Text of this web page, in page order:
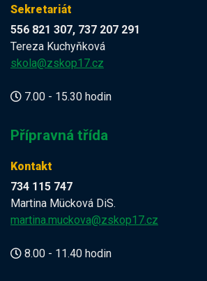
Sekretariát
556 821 307, 737 207 291
Tereza Kuchyňková
skola@zskop17.cz
7.00 - 15.30 hodin
Přípravná třída
Kontakt
734 115 747
Martina Mücková DiS.
martina.muckova@zskop17.cz
8.00 - 11.40 hodin